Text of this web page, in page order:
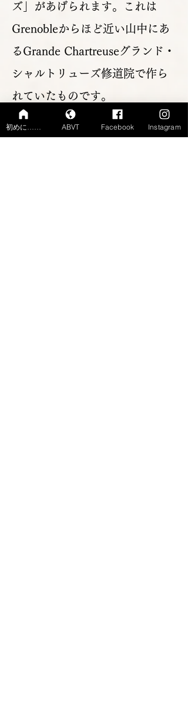
ズ」があげられます。これは
Grenobleからほど近い山中にあ
るGrande Chartreuseグランド・
シャルトリューズ修道院で作ら
れていたものです。
初めに…… ABVT Facebook Instagram